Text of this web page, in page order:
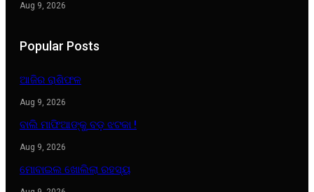
Aug 9, 2026
Popular Posts
ଆଜିର ରାଶିଫଳ
Aug 9, 2026
ବାଲି ମାଫିଆଙ୍କୁ ବଡ଼ ଝଟକା !
Aug 9, 2026
ମୋବାଇଲ ଖୋଲିଲା ରହସ୍ୟ